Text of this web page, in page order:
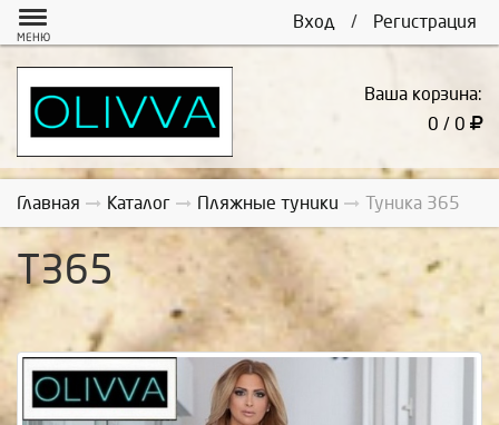
Вход / Регистрация
МЕНЮ
Ваша корзина:
0 / 0
Главная Каталог Пляжные туники Туника 365
Т365